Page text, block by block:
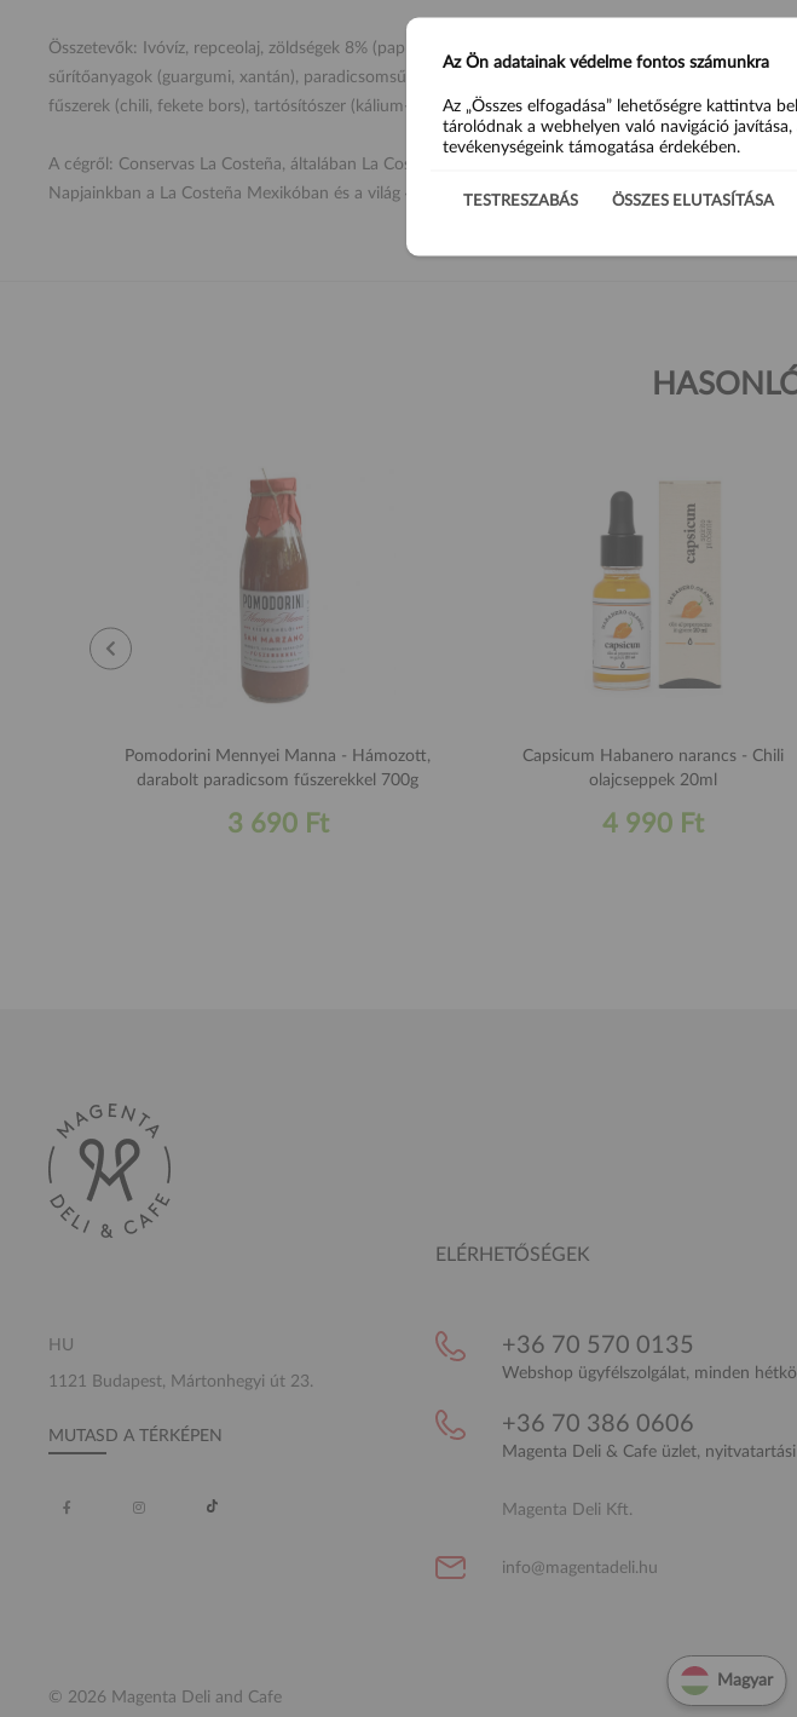
Összetevők: Ivóvíz, repceolaj, zöldségek 8% (paprika, hagyma), feldolgozott sajt 6,7% (Cheddar
sűrítőanyagok (guargumi, xantán), paradicsomsűrítmény, só, sajtaroma (tejet tartalmaz),
fűszerek (chili, fekete bors), tartósítószer (kálium-szorbát), színezék (karotinok).
A cégről: Conservas La Costeña, általában La Costeña néven ismert, konzerv termékek mexikói
Napjainkban a La Costeña Mexikóban és a világ 40 országában értékesíti termékeit.
Pomodorini Mennyei Manna - Hámozott,
darabolt paradicsom fűszerekkel 700g
3 690 Ft
Capsicum Habanero narancs - Chili
olajcseppek 20ml
4 990 Ft
HU
1121 Budapest, Mártonhegyi út 23.
MUTASD A TÉRKÉPEN
ELÉRHETŐSÉGEK
+36 70 570 0135
Webshop ügyfélszolgálat, minden
+36 70 386 0606
Magenta Deli & Cafe üzlet,
Magenta Deli Kft.
info@magentadeli.hu
© 2026 Magenta Deli and Cafe
Magyar
Az Ön adatainak védelme fontos számunkra
Az „Összes elfogadása” lehetőségre kattintva
tárolódnak a webhelyen való navigáció
tevékenységeink támogatása érdekében.
TESTRESZABÁS ÖSSZES ELUTASÍTÁSA